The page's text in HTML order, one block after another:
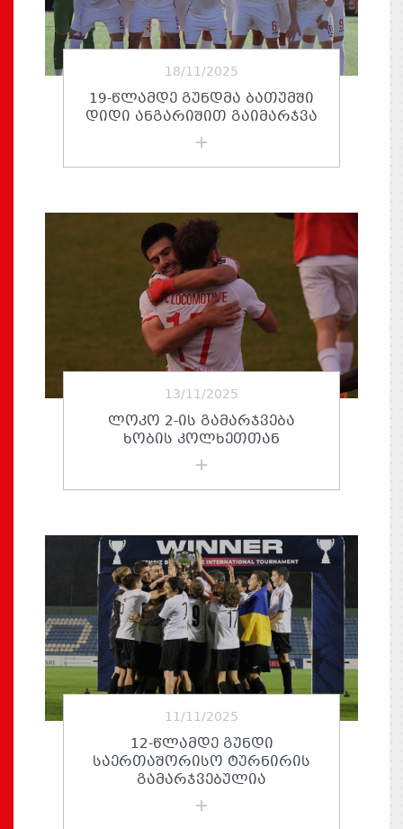
18/11/2025
19-ᲬᲚᲐᲛᲓᲔ ᲒᲣᲜᲓᲛᲐ ᲑᲐᲗᲣᲛᲨᲘ
ᲓᲘᲓᲘ ᲐᲜᲒᲐᲠᲘᲨᲘᲗ ᲒᲐᲘᲛᲐᲠᲯᲕᲐ
13/11/2025
ᲚᲝᲙᲝ 2-ᲘᲡ ᲒᲐᲛᲐᲠᲯᲕᲔᲑᲐ
ᲮᲝᲑᲘᲡ ᲙᲝᲚᲮᲔᲗᲗᲐᲜ
11/11/2025
12-ᲬᲚᲐᲛᲓᲔ ᲒᲣᲜᲓᲘ
ᲡᲐᲔᲠᲗᲐᲨᲝᲠᲘᲡᲝ ᲢᲣᲠᲜᲘᲠᲘᲡ
ᲒᲐᲛᲐᲠᲯᲕᲔᲑᲣᲚᲘᲐ